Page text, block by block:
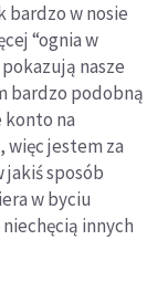
w nosie
“ognia w
nasze
bardzo podobną
konto na
więc jestem za
jakiś sposób
w byciu
innych